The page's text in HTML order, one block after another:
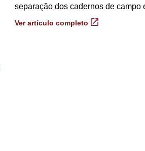
separação dos cadernos de campo
Ver artículo completo